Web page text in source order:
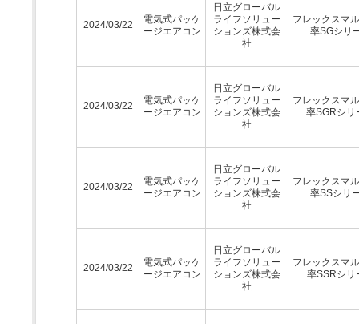
2024/03/22
電気式パッケ
ージエアコン
日立グローバル
ライフソリュー
ションズ株式会
社
フレックスマ
率SGシリ
2024/03/22
電気式パッケ
ージエアコン
日立グローバル
ライフソリュー
ションズ株式会
社
フレックスマ
率SGRシリ
2024/03/22
電気式パッケ
ージエアコン
日立グローバル
ライフソリュー
ションズ株式会
社
フレックスマ
率SSシリ
2024/03/22
電気式パッケ
ージエアコン
日立グローバル
ライフソリュー
ションズ株式会
社
フレックスマ
率SSRシリ